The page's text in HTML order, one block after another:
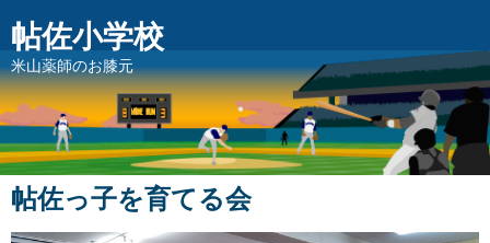
帖佐小学校
米山薬師のお膝元
帖佐っ子を育てる会